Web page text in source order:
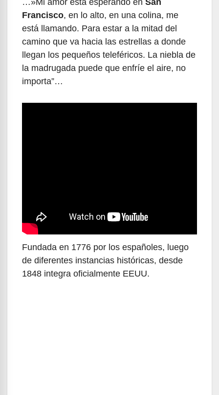
…»Mi amor está esperando en San
Francisco, en lo alto, en una colina, me
está llamando. Para estar a la mitad del
camino que va hacia las estrellas a donde
llegan los pequeños teleféricos. La niebla de
la madrugada puede que enfríe el aire, no
importa”…
Fundada en 1776 por los españoles, luego
de diferentes instancias históricas, desde
1848 integra oficialmente EEUU.